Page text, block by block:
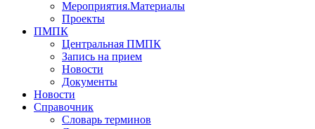
Мероприятия.Материалы
Проекты
ПМПК
Центральная ПМПК
Запись на прием
Новости
Документы
Новости
Справочник
Словарь терминов